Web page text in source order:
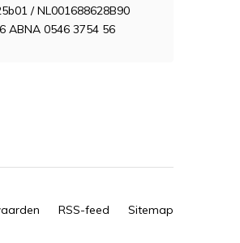
/ NL001688628B90
ABNA 0546 3754 56
RSS-feed Sitemap